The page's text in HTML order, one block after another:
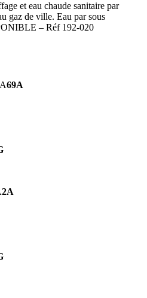
et eau chaude sanitaire par
gaz de ville. Eau par sous
– Réf 192-020
69A
2A